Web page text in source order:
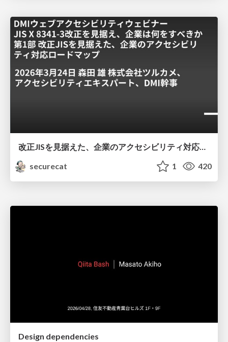
改正JISを見据えた、企業のアクセシビリティ対応ロードマップ
securecat
1 420
Design dependencies